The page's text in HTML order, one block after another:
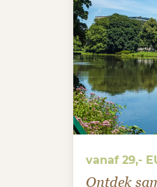
vanaf 29,-
Ontdek